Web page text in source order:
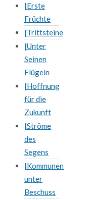
Erste
Früchte
Trittsteine
Unter
Seinen
Flügeln
Hoffnung
für die
Zukunft
Ströme
des
Segens
Kommunen
unter
Beschuss